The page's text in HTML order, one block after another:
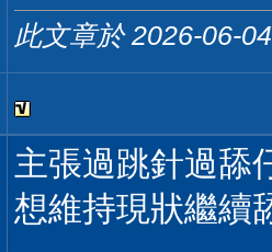
此文章於 2026-06-
主張過跳針過舔
想維持現狀繼續